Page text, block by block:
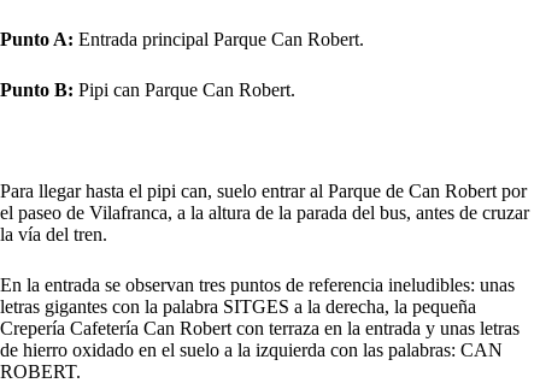
Punto A: Entrada principal Parque Can Robert.
Punto B: Pipi can Parque Can Robert.
Para llegar hasta el pipi can, suelo entrar al Parque de Can Robert por
el paseo de Vilafranca, a la altura de la parada del bus, antes de cruzar
la vía del tren.
En la entrada se observan tres puntos de referencia ineludibles: unas
letras gigantes con la palabra SITGES a la derecha, la pequeña
Crepería Cafetería Can Robert con terraza en la entrada y unas letras
de hierro oxidado en el suelo a la izquierda con las palabras: CAN
ROBERT.